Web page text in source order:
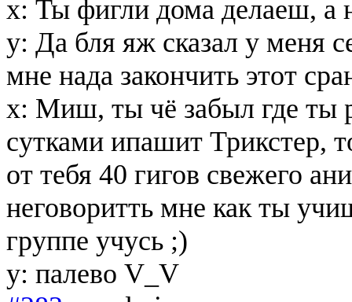
x: Ты фигли дома делаеш, а
y: Да бля яж сказал у меня
мне нада закончить этот
x: Миш, ты чё забыл где ты
сутками ипашит Трикстер,
от тебя 40 гигов свежего
неговоритть мне как ты
группе учусь ;)
y: палево V_V